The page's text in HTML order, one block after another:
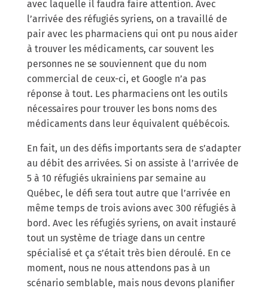
avec laquelle il faudra faire attention. Avec
l’arrivée des réfugiés syriens, on a travaillé de
pair avec les pharmaciens qui ont pu nous aider
à trouver les médicaments, car souvent les
personnes ne se souviennent que du nom
commercial de ceux-ci, et Google n’a pas
réponse à tout. Les pharmaciens ont les outils
nécessaires pour trouver les bons noms des
médicaments dans leur équivalent québécois.
En fait, un des défis importants sera de s’adapter
au débit des arrivées. Si on assiste à l’arrivée de
5 à 10 réfugiés ukrainiens par semaine au
Québec, le défi sera tout autre que l’arrivée en
même temps de trois avions avec 300 réfugiés à
bord. Avec les réfugiés syriens, on avait instauré
tout un système de triage dans un centre
spécialisé et ça s’était très bien déroulé. En ce
moment, nous ne nous attendons pas à un
scénario semblable, mais nous devons planifier